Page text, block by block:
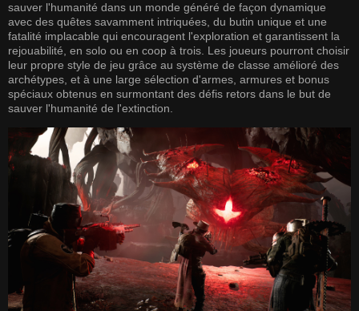
sauver l'humanité dans un monde généré de façon dynamique
avec des quêtes savamment intriquées, du butin unique et une
fatalité implacable qui encouragent l'exploration et garantissent la
rejouabilité, en solo ou en coop à trois. Les joueurs pourront choisir
leur propre style de jeu grâce au système de classe amélioré des
archétypes, et à une large sélection d'armes, armures et bonus
spéciaux obtenus en surmontant des défis retors dans le but de
sauver l'humanité de l'extinction.